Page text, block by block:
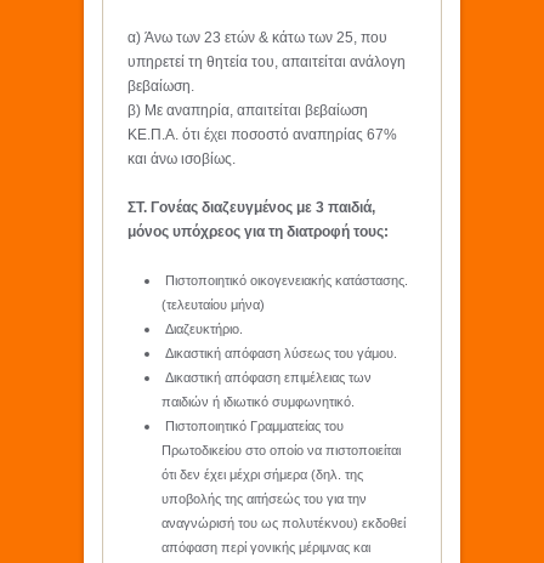
α) Άνω των 23 ετών & κάτω των 25, που
υπηρετεί τη θητεία του, απαιτείται ανάλογη
βεβαίωση.
β) Με αναπηρία, απαιτείται βεβαίωση
ΚΕ.Π.Α. ότι έχει ποσοστό αναπηρίας 67%
και άνω ισοβίως.
ΣΤ. Γονέας διαζευγμένος με 3 παιδιά,
μόνος υπόχρεος για τη διατροφή τους:
Πιστοποιητικό οικογενειακής κατάστασης.
(τελευταίου μήνα)
Διαζευκτήριο.
Δικαστική απόφαση λύσεως του γάμου.
Δικαστική απόφαση επιμέλειας των
παιδιών ή ιδιωτικό συμφωνητικό.
Πιστοποιητικό Γραμματείας του
Πρωτοδικείου στο οποίο να πιστοποιείται
ότι δεν έχει μέχρι σήμερα (δηλ. της
υποβολής της αιτήσεώς του για την
αναγνώρισή του ως πολυτέκνου) εκδοθεί
απόφαση περί γονικής μέριμνας και